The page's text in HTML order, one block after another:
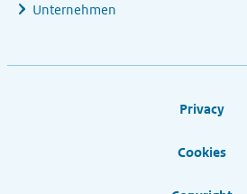
Unternehmen
Privacy
Cookies